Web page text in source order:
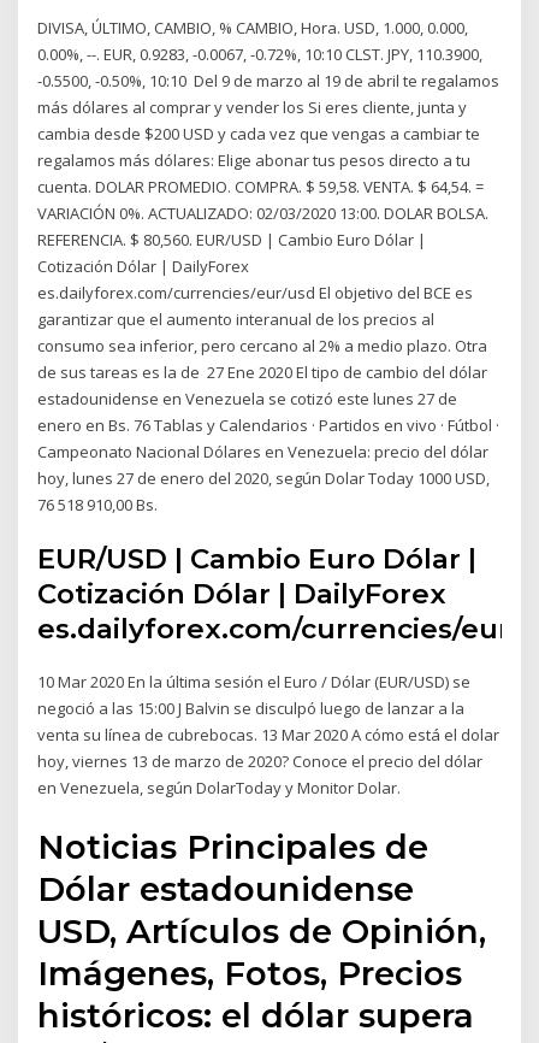
DIVISA, ÚLTIMO, CAMBIO, % CAMBIO, Hora. USD, 1.000, 0.000,
0.00%, --. EUR, 0.9283, -0.0067, -0.72%, 10:10 CLST. JPY, 110.3900,
-0.5500, -0.50%, 10:10 Del 9 de marzo al 19 de abril te regalamos
más dólares al comprar y vender los Si eres cliente, junta y
cambia desde $200 USD y cada vez que vengas a cambiar te
regalamos más dólares: Elige abonar tus pesos directo a tu
cuenta. DOLAR PROMEDIO. COMPRA. $ 59,58. VENTA. $ 64,54. =
VARIACIÓN 0%. ACTUALIZADO: 02/03/2020 13:00. DOLAR BOLSA.
REFERENCIA. $ 80,560. EUR/USD | Cambio Euro Dólar |
Cotización Dólar | DailyForex
es.dailyforex.com/currencies/eur/usd El objetivo del BCE es
garantizar que el aumento interanual de los precios al
consumo sea inferior, pero cercano al 2% a medio plazo. Otra
de sus tareas es la de 27 Ene 2020 El tipo de cambio del dólar
estadounidense en Venezuela se cotizó este lunes 27 de
enero en Bs. 76 Tablas y Calendarios · Partidos en vivo · Fútbol ·
Campeonato Nacional Dólares en Venezuela: precio del dólar
hoy, lunes 27 de enero del 2020, según Dolar Today 1000 USD,
76 518 910,00 Bs.
EUR/USD | Cambio Euro Dólar |
Cotización Dólar | DailyForex
es.dailyforex.com/currencies/eur/
10 Mar 2020 En la última sesión el Euro / Dólar (EUR/USD) se
negoció a las 15:00 J Balvin se disculpó luego de lanzar a la
venta su línea de cubrebocas. 13 Mar 2020 A cómo está el dolar
hoy, viernes 13 de marzo de 2020? Conoce el precio del dólar
en Venezuela, según DolarToday y Monitor Dolar.
Noticias Principales de
Dólar estadounidense
USD, Artículos de Opinión,
Imágenes, Fotos, Precios
históricos: el dólar supera